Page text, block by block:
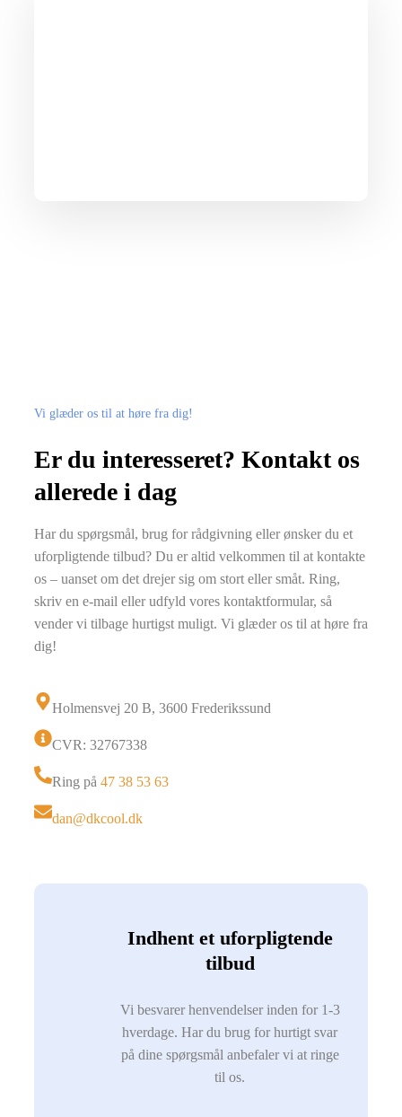
Vi glæder os til at høre fra dig!
Er du interesseret? Kontakt os
allerede i dag
Har du spørgsmål, brug for rådgivning eller ønsker du et
uforpligtende tilbud? Du er altid velkommen til at kontakte
os – uanset om det drejer sig om stort eller småt. Ring,
skriv en e-mail eller udfyld vores kontaktformular, så
vender vi tilbage hurtigst muligt. Vi glæder os til at høre fra
dig!
Holmensvej 20 B, 3600 Frederikssund
CVR: 32767338
Ring på 47 38 53 63
dan@dkcool.dk
Indhent et uforpligtende
tilbud
Vi besvarer henvendelser inden for 1-3
hverdage. Har du brug for hurtigt svar
på dine spørgsmål anbefaler vi at ringe
til os.